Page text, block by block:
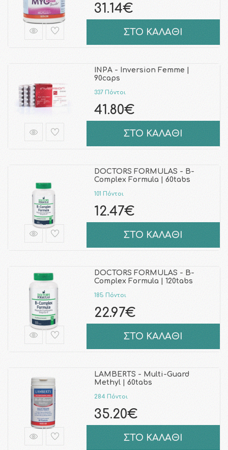
31.14€
ΣΤΟ ΚΑΛΑΘΙ
INPA - Inversion Femme |
90caps
337 Πόντοι
41.80€
ΣΤΟ ΚΑΛΑΘΙ
DOCTORS FORMULAS - B-
Complex Formula | 60tabs
101 Πόντοι
12.47€
ΣΤΟ ΚΑΛΑΘΙ
DOCTORS FORMULAS - B-
Complex Formula | 120tabs
185 Πόντοι
22.97€
ΣΤΟ ΚΑΛΑΘΙ
LAMBERTS - Multi-Guard
Methyl | 60tabs
284 Πόντοι
35.20€
ΣΤΟ ΚΑΛΑΘΙ